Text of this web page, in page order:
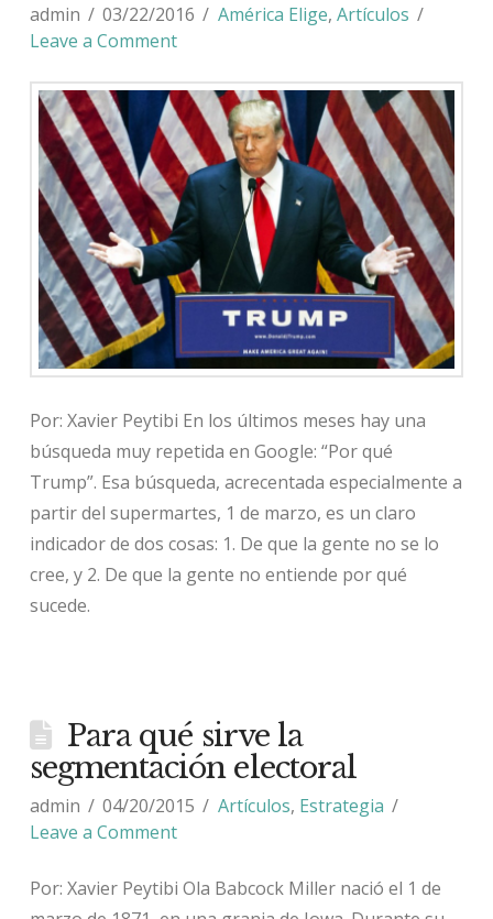
admin 03/22/2016 América Elige, Artículos
Leave a Comment
Por: Xavier Peytibi En los últimos meses hay una
búsqueda muy repetida en Google: “Por qué
Trump”. Esa búsqueda, acrecentada especialmente a
partir del supermartes, 1 de marzo, es un claro
indicador de dos cosas: 1. De que la gente no se lo
cree, y 2. De que la gente no entiende por qué
sucede.
Para qué sirve la
segmentación electoral
admin 04/20/2015 Artículos, Estrategia
Leave a Comment
Por: Xavier Peytibi Ola Babcock Miller nació el 1 de